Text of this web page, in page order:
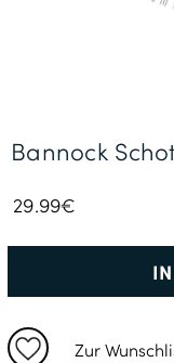
29.99€
Zur
Bannock